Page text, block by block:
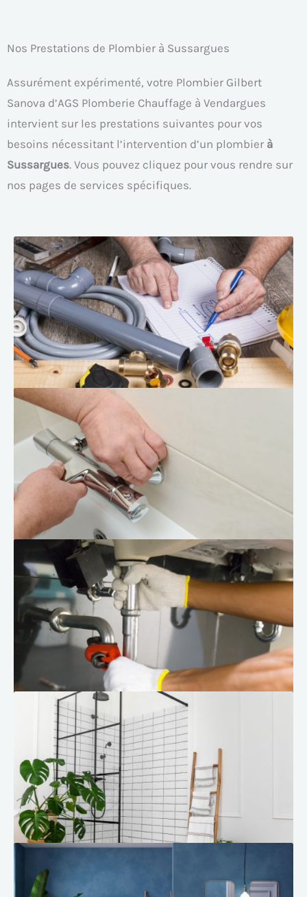
Nos Prestations de Plombier à Sussargues
Assurément expérimenté, votre Plombier Gilbert
Sanova d’AGS Plomberie Chauffage à Vendargues
intervient sur les prestations suivantes pour vos
besoins nécessitant l’intervention d’un plombier à
Sussargues. Vous pouvez cliquez pour vous rendre sur
nos pages de services spécifiques.